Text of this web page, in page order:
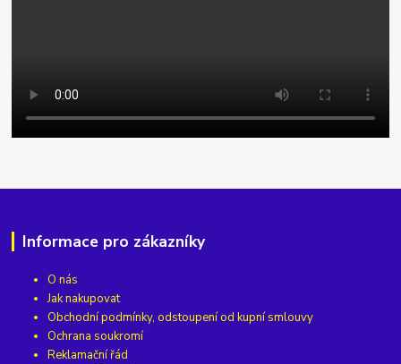
Informace pro zákazníky
O nás
Jak nakupovat
Obchodní podmínky, odstoupení od kupní smlouvy
Ochrana soukromí
Reklamační řád